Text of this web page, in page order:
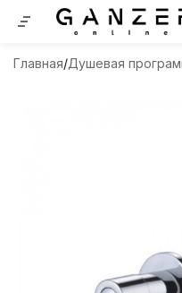
Главная Душевая